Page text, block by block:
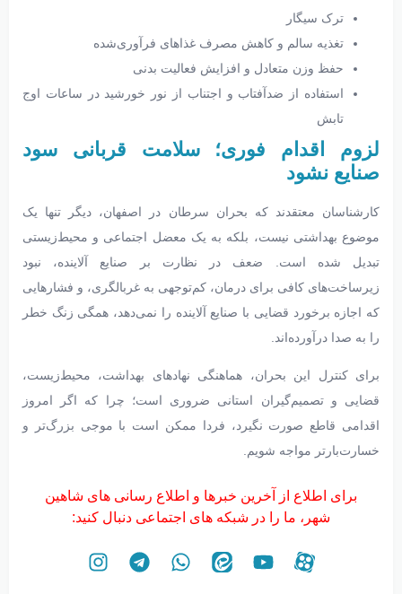
ترک سیگار
تغذیه سالم و کاهش مصرف غذاهای فرآوری‌شده
حفظ وزن متعادل و افزایش فعالیت بدنی
استفاده از ضدآفتاب و اجتناب از نور خورشید در ساعات اوج
تابش
لزوم اقدام فوری؛ سلامت قربانی سود
صنایع نشود
کارشناسان معتقدند که بحران سرطان در اصفهان، دیگر تنها یک
موضوع بهداشتی نیست، بلکه به یک معضل اجتماعی و محیط‌زیستی
تبدیل شده است. ضعف در نظارت بر صنایع آلاینده، نبود
زیرساخت‌های کافی برای درمان، کم‌توجهی به غربالگری، و فشارهایی
که اجازه برخورد قضایی با صنایع آلاینده را نمی‌دهد، همگی زنگ خطر
را به صدا درآورده‌اند.
برای کنترل این بحران، هماهنگی نهادهای بهداشت، محیط‌زیست،
قضایی و تصمیم‌گیران استانی ضروری است؛ چرا که اگر امروز
اقدامی قاطع صورت نگیرد، فردا ممکن است با موجی بزرگ‌تر و
خسارت‌بارتر مواجه شویم.
برای اطلاع از آخرین خبرها و اطلاع رسانی های شاهین
شهر، ما را در شبکه های اجتماعی دنبال کنید: